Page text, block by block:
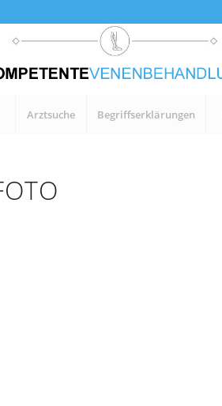
Arztsuche Begriffserklärungen